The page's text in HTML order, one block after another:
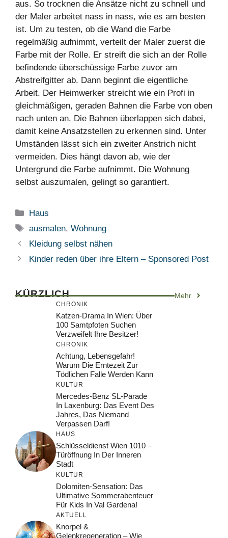
aus. So trocknen die Ansätze nicht zu schnell und
der Maler arbeitet nass in nass, wie es am besten
ist. Um zu testen, ob die Wand die Farbe
regelmäßig aufnimmt, verteilt der Maler zuerst die
Farbe mit der Rolle. Er streift die sich an der Rolle
befindende überschüssige Farbe zuvor am
Abstreifgitter ab. Dann beginnt die eigentliche
Arbeit. Der Heimwerker streicht wie ein Profi in
gleichmäßigen, geraden Bahnen die Farbe von oben
nach unten an. Die Bahnen überlappen sich dabei,
damit keine Ansatzstellen zu erkennen sind. Unter
Umständen lässt sich ein zweiter Anstrich nicht
vermeiden. Dies hängt davon ab, wie der
Untergrund die Farbe aufnimmt. Die Wohnung
selbst auszumalen, gelingt so garantiert.
Kategorien
Haus
Schlagwörter
ausmalen,Wohnung
Kleidung selbst nähen
Kinder reden über ihre Eltern – Sponsored Post
KÜRZLICH Mehr
CHRONIK
Katzen-Drama In Wien: Über
100 Samtpfoten Suchen
Verzweifelt Ihre Besitzer!
CHRONIK
Achtung, Lebensgefahr!
Warum Die Erntezeit Zur
Tödlichen Falle Werden Kann
KULTUR
Mercedes-Benz SL-Parade
In Laxenburg: Das Event Des
Jahres, Das Niemand
Verpassen Darf!
HAUS
Schlüsseldienst Wien 1010 –
Türöffnung In Der Inneren
Stadt
KULTUR
Dolomiten-Sensation: Das
Ultimative Sommerabenteuer
Für Kids In Val Gardena!
AKTUELL
Knorpel &
Gelenkregeneration – Wie